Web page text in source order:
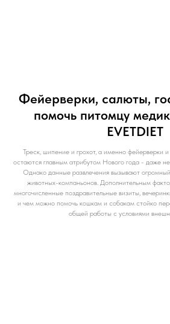
Фейерверки, салюты,
помочь питомцу
EVETDIET
Треск, шипение и грохот, а именно фейерверки
остаются главным атрибутом Нового года - даже
Однако данные развлечения вызывают
животных-компаньонов. Дополнительным
многочисленные поздравительные визиты,
и чем можно помочь кошкам и собакам стойко
общей работы с условиями